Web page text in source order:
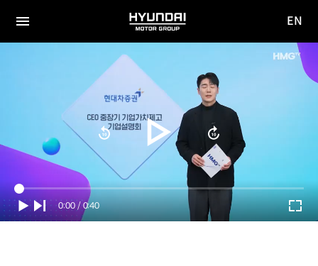
전체
HYUNDAI
MOTOR
GROUP
사이
이동
EN
Current
Time
0:00 / Duration
0:40